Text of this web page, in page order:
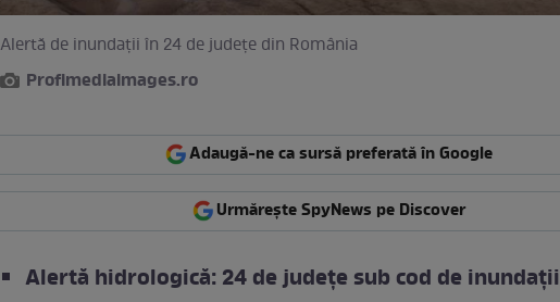
Alertă de inundații în 24 de județe din România
Profimediaimages.ro
Adaugă-ne ca sursă preferată în Google
Urmărește SpyNews pe Discover
Alertă hidrologică: 24 de județe sub cod de inundații